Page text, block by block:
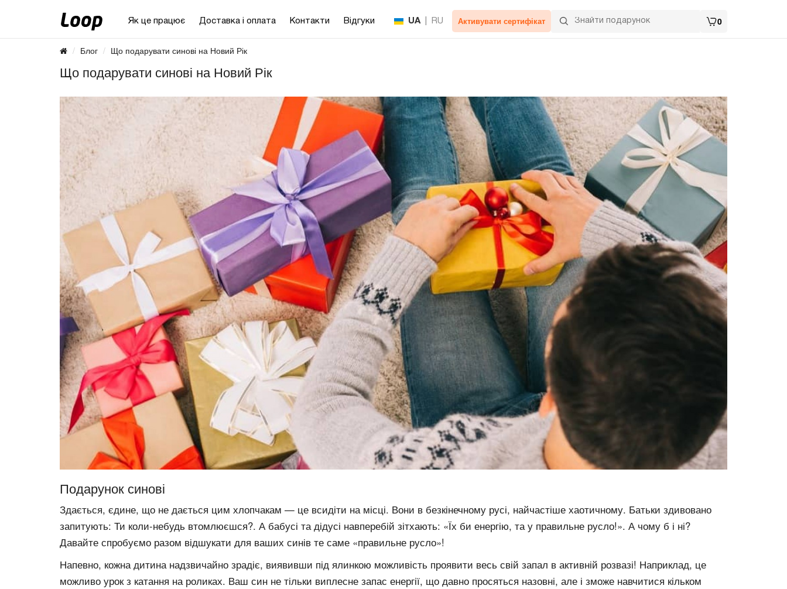
Як це працює Доставка і оплата Контакти Відгуки UA RU Активувати сертифікат 0
Блог Що подарувати синові на Новий Рік
Що подарувати синові на Новий Рік
Подарунок синові
Здається, єдине, що не дається цим хлопчакам — це всидіти на місці. Вони в безкінечному русі, найчастіше хаотичному. Батьки здивовано
запитують: Ти коли-небудь втомлюєшся?. А бабусі та дідусі навперебій зітхають: «Їх би енергію, та у правильне русло!». А чому б і ні?
Давайте спробуємо разом відшукати для ваших синів те саме «правильне русло»!
Напевно, кожна дитина надзвичайно зрадіє, виявивши під ялинкою можливість проявити весь свій запал в активній розвазі! Наприклад, це
можливо урок з катання на роликах. Ваш син не тільки виплесне запас енергії, що давно просяться назовні, але і зможе навчитися кільком